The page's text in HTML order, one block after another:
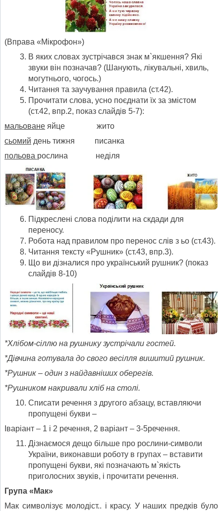
(Вправа «Мікрофон»)
В яких словах зустрічався знак м`якшення? Які
звуки він позначав? (Шанують, лікувальні, хвиль,
могутнього, чогось.)
Читання та заучування правила (ст.42).
Прочитати слова, усно поєднати їх за змістом
(ст.42, впр.2, показ слайдів 5-7):
мальоване яйце жито
сьомий день тижня писанка
польова рослина неділя
Підкреслені слова поділити на скдади для
переносу.
Робота над правилом про перенос слів з ьо (ст.43).
Читання тексту «Рушник» (ст.43, впр.3).
Що ви дізналися про український рушник? (показ
слайдів 8-10)
*Хлібом-сіллю на рушнику зустрічали гостей.
*Дівчина готувала до свого весілля вишитий рушник.
*Рушник – один з найдавніших оберегів.
*Рушником накривали хліб на столі.
Списати речення з другого абзацу, вставляючи
пропущені букви –
Іваріант – 1 і 2 речення, 2 варіант – 3-5речення.
Дізнаємося дещо більше про рослини-символи
України, виконавши роботу в групах – вставити
пропущені букви, які позначають м`якість
приголосних звуків, і прочитати речення.
Група «Мак»
Мак символізує молодіст.. і красу. У наших предків було